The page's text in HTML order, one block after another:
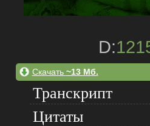
D:
Скачать ~13 Мб.
Транскрипт
Цитаты